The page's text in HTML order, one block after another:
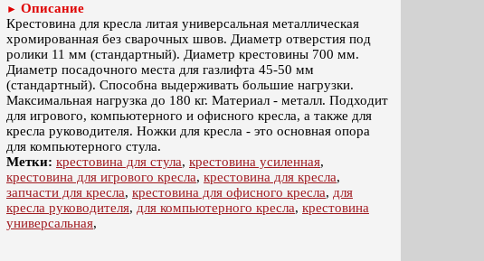
► Описание
Крестовина для кресла литая универсальная металлическая
хромированная без сварочных швов. Диаметр отверстия под
ролики 11 мм (стандартный). Диаметр крестовины 700 мм.
Диаметр посадочного места для газлифта 45-50 мм
(стандартный). Способна выдерживать большие нагрузки.
Максимальная нагрузка до 180 кг. Материал - металл. Подходит
для игрового, компьютерного и офисного кресла, а также для
кресла руководителя. Ножки для кресла - это основная опора
для компьютерного стула.
Метки: крестовина для стула, крестовина усиленная,
крестовина для игрового кресла, крестовина для кресла,
запчасти для кресла, крестовина для офисного кресла, для
кресла руководителя, для компьютерного кресла, крестовина
универсальная,